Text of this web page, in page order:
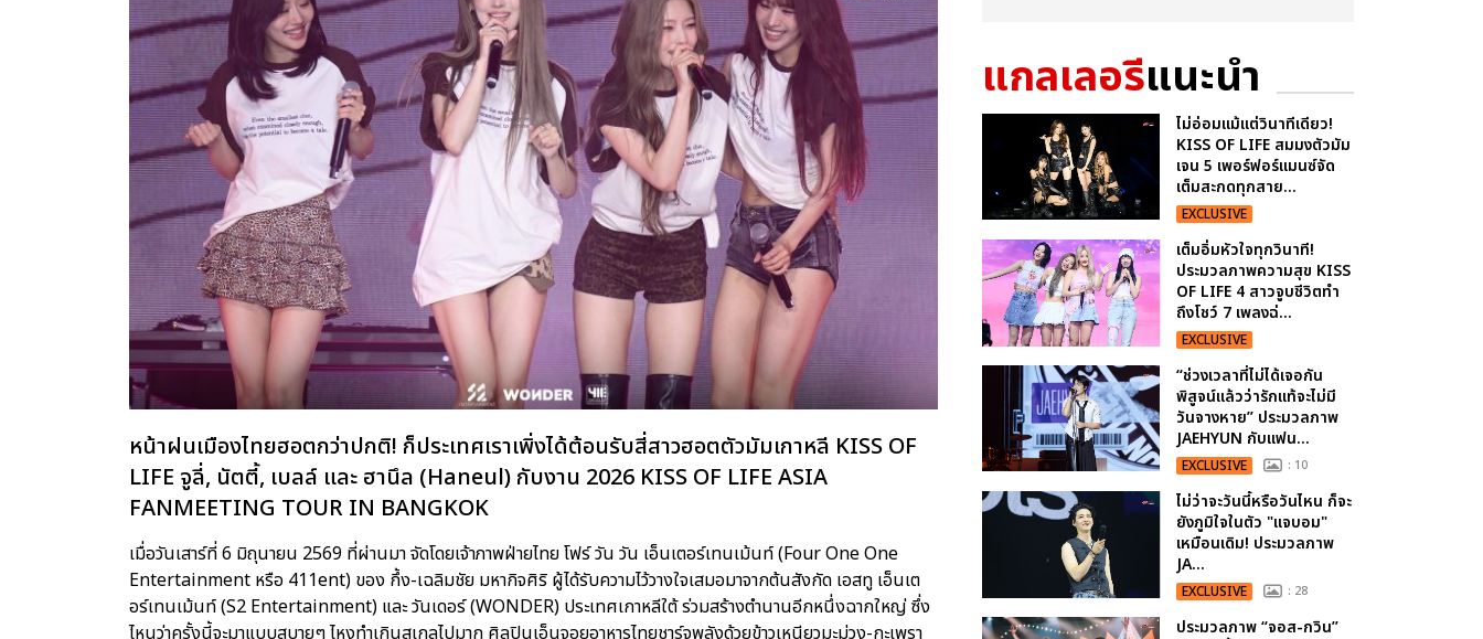
หน้าฝนเมืองไทยฮอตกว่าปกติ! ก็ประเทศเราเพิ่งได้ต้อนรับสี่สาวฮอตตัวมัมเกาหลี KISS OF
LIFE จูลี่, นัตตี้, เบลล์ และ ฮานึล (Haneul) กับงาน 2026 KISS OF LIFE ASIA
FANMEETING TOUR IN BANGKOK
เมื่อวันเสาร์ที่ 6 มิถุนายน 2569 ที่ผ่านมา จัดโดยเจ้าภาพฝ่ายไทย โฟร์ วัน วัน เอ็นเตอร์เทนเม้นท์ (Four One One
Entertainment หรือ 411ent) ของ กึ้ง-เฉลิมชัย มหากิจศิริ ผู้ได้รับความไว้วางใจเสมอมาจากต้นสังกัด เอสทู เอ็นเต
อร์เทนเม้นท์ (S2 Entertainment) และ วันเดอร์ (WONDER) ประเทศเกาหลีใต้ ร่วมสร้างตำนานอีกหนึ่งฉากใหญ่ ซึ่ง
ไหนว่าครั้งนี้จะมาแบบสบายๆ ไหงทำเกินสเกลไปมาก ศิลปินเอ็นจอยอาหารไทยชาร์จพลังด้วยข้าวเหนียวมะม่วง-กะเพรา
แกลเลอรีแนะนำ
ไม่อ่อมแม้แต่วินาทีเดียว!
KISS OF LIFE สมมงตัวมัม
เจน 5 เพอร์ฟอร์แมนซ์จัด
เต็มสะกดทุกสาย...
EXCLUSIVE
เต็มอิ่มหัวใจทุกวินาที!
ประมวลภาพความสุข KISS
OF LIFE 4 สาวจูบชีวิตทำ
ถึงโชว์ 7 เพลงฉ่...
EXCLUSIVE
“ช่วงเวลาที่ไม่ได้เจอกัน
พิสูจน์แล้วว่ารักแท้จะไม่มี
วันจางหาย” ประมวลภาพ
JAEHYUN กับแฟน...
EXCLUSIVE : 10
ไม่ว่าจะวันนี้หรือวันไหน ก็จะ
ยังภูมิใจในตัว "แจบอม"
เหมือนเดิม! ประมวลภาพ
JA...
EXCLUSIVE : 28
ประมวลภาพ “จอส-กวิน”